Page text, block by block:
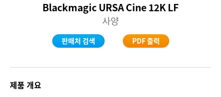
Denmark
France
Germany
Hong Kong SAR, China
Blackmagic URSA Cine 12K LF
사양
판매처 검색 PDF 출력
제품 개요